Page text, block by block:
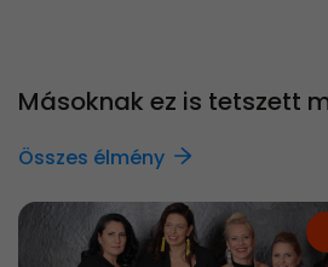
Másoknak ez is tetszett
Összes élmény